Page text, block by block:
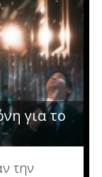
για το
την